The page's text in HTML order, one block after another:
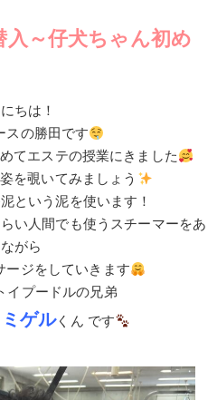
入～仔犬ちゃん初め
ちは！
スの勝田です
てエステの授業にきました
を覗いてみましょう
という泥を使います！
い人間でも使うスチーマーをあ
がら
ージをしていきます
イプードルの兄弟
ミゲルくん です